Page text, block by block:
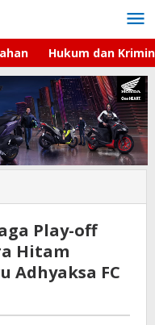
Hukum dan
Play-off
Hitam
Adhyaksa FC